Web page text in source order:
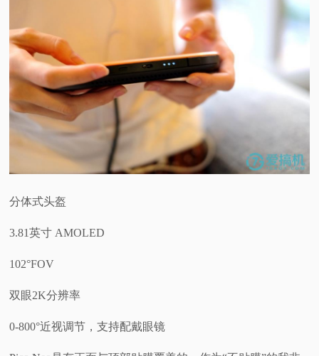
分体式头盔
3.81英寸 AMOLED
102°FOV
双眼2K分辨率
0-800°近视调节，支持配戴眼镜